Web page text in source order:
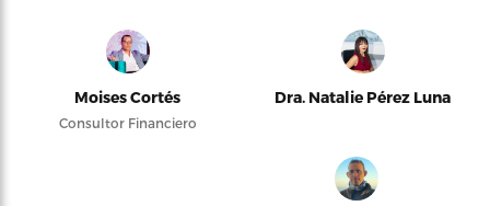
Moises Cortés
Consultor Financiero
Dra. Natalie Pérez Luna